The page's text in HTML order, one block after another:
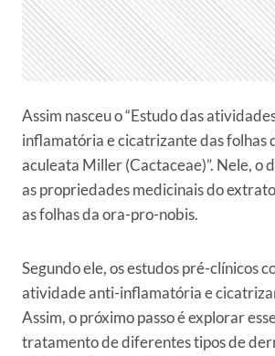
Assim nasceu o “Estudo das
inflamatória e cicatrizante das folhas
aculeata Miller (Cactaceae)”. Nele, o
as propriedades medicinais do
as folhas da ora-pro-nobis.
Segundo ele, os estudos pré-clínicos
atividade anti-inflamatória e
Assim, o próximo passo é explorar
tratamento de diferentes tipos de